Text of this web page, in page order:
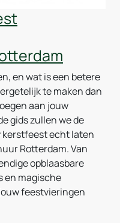
en wat is een betere
te maken dan
aan jouw
gids zullen we de
echt laten
Rotterdam. Van
opblaasbare
en magische
feestvieringen